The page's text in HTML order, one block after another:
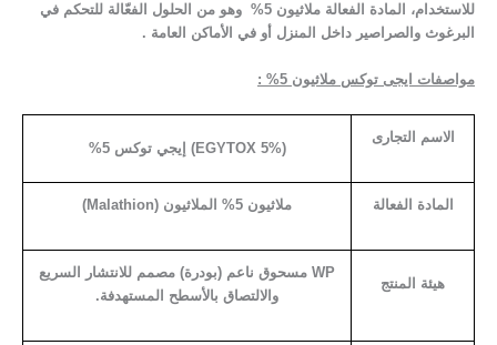
للاستخدام، المادة الفعالة ملاثيون 5% وهو من الحلول الفعّالة للتحكم في
البرغوث والصراصير داخل المنزل أو في الأماكن العامة .
مواصفات ايجى توكس ملاثيون 5% :
الاسم التجارى
(EGYTOX 5%) إيجي توكس 5%
المادة الفعالة ملاثيون 5% الملاثيون (Malathion)
هيئة المنتج
WP مسحوق ناعم (بودرة) مصمم للانتشار السريع
والالتصاق بالأسطح المستهدفة.